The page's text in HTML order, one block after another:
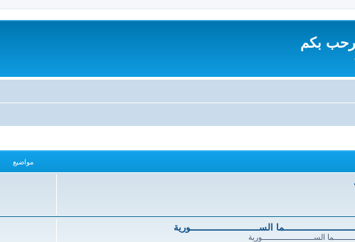
بكم
مواضيع
الســــــــــــــــــــــــورية
الســــــــــــــــــــــــورية